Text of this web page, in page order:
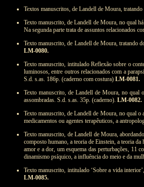
Textos manuscritos, de Landell de Moura,
Texto manuscrito, de Landell de Moura, no qual
Na segunda parte trata de assuntos relacionados
Texto manuscrito, de Landell de Moura, tratando
LM-0080.
Texto manuscrito, intitulado Reflexão sobre o
luminosos, entre outros relacionados com a
S.d. s.as. 186p. (caderno com costura) LM-0081.
Texto manuscrito, de Landell de Moura, no qual
assombradas. S.d. s.as. 35p. (caderno). LM-0082.
Texto manuscrito, de Landell de Moura, no qual o
medicamentos ou agentes terapêuticos, a
Texto manuscrito, de Landell de Moura,
composto humano, a teoria de Einstein, a teoria
amor e a dor, um esquema das perturbações, 11
dinamismo psíquico, a influência do meio e da
Texto manuscrito, intitulado ‘Sobre a vida
LM-0085.